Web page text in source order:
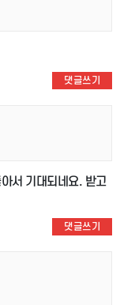
댓글쓰기
서 기대되네요. 받고
댓글쓰기